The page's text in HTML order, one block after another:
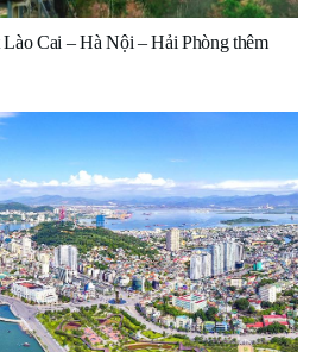
Cai – Hà Nội – Hải Phòng thêm